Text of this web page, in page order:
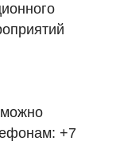
можно
+7